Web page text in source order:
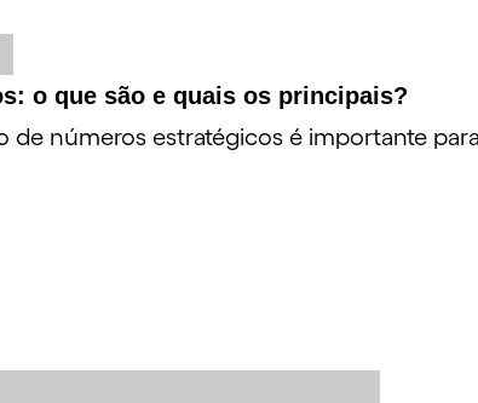
o que são e quais os principais?
de números estratégicos é importante